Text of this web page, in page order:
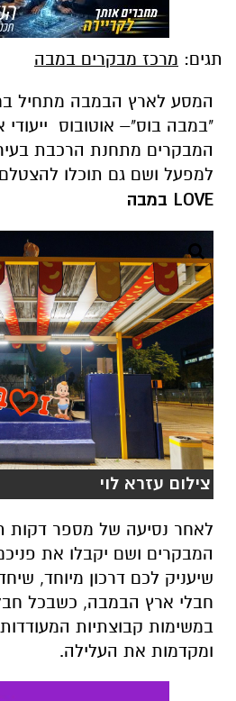
המסע לארץ הבמבה מתחיל
"במבה בוס"– אוטובוס
המבקרים מתחנת הרכבת בעיר
LOVE במבה
צילום עזרא לוי
לאחר נסיעה של מספר דקות
המבקרים ושם יקבלו את
שיעניק לכם דרכון מיוחד,
במשימות קבוצתיות המעודדות
ומקדמות את העלילה.